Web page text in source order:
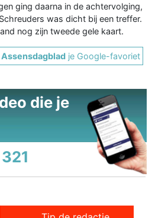
ging daarna in de achtervolging,
was dicht bij een treffer.
nog zijn tweede gele kaart.
Assensdagblad je Google-favoriet
die je